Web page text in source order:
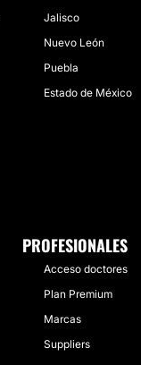
Jalisco
Nuevo León
Puebla
Estado de México
PROFESIONALES
Acceso doctores
Plan Premium
Marcas
Suppliers